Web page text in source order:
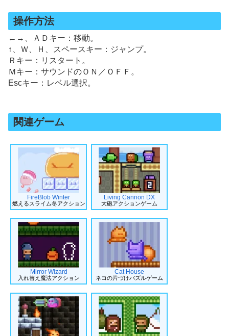
操作方法
←→、ＡＤキー：移動。
↑、Ｗ、Ｈ、スペースキー：ジャンプ。
Ｒキー：リスタート。
Ｍキー：サウンドのＯＮ／ＯＦＦ。
Escキー：レベル選択。
関連ゲーム
FireBlob Winter
燃えるスライム冬アクション
Living Cannon DX
大砲アクションゲーム
Mirror Wizard
入れ替え魔法アクション
Cat House
ネコの片づけパズルゲーム